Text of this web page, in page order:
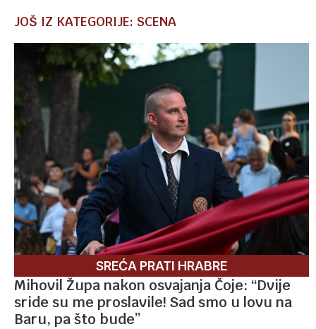
JOŠ IZ KATEGORIJE: SCENA
SREĆA PRATI HRABRE
Mihovil Župa nakon osvajanja Čoje: “Dvije
sride su me proslavile! Sad smo u lovu na
Baru, pa što bude”